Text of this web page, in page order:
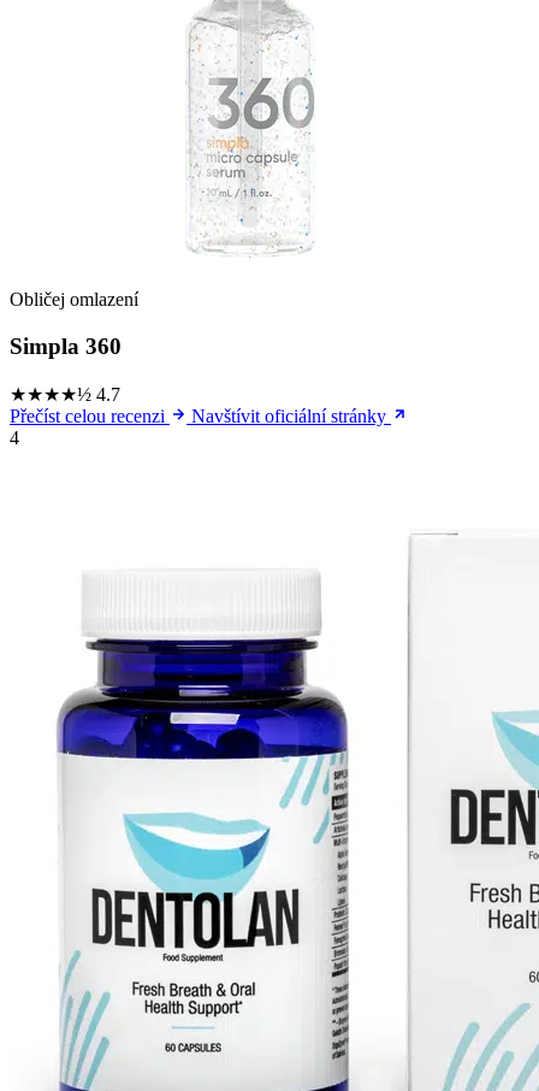
Obličej omlazení
Simpla 360
★★★★½ 4.7
Přečíst celou recenzi
Navštívit oficiální stránky
4